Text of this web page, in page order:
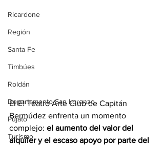
Ricardone
Región
Santa Fe
Timbúes
Roldán
Departamento San Lorenzo
Pujato
Turismo
El E! Teatro Arte Club de Capitán
Bermúdez enfrenta un momento
complejo: el aumento del valor del
alquiler y el escaso apoyo por parte del